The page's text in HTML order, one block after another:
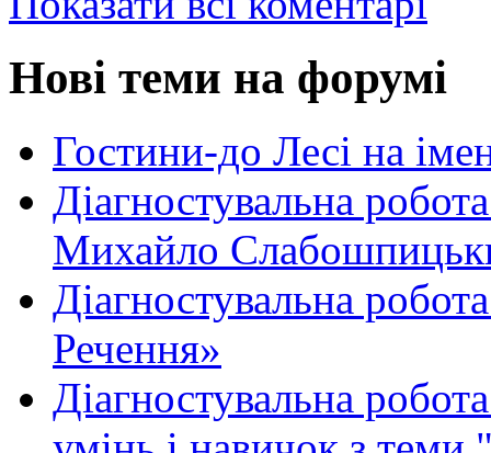
Нові теми на форумі
Гостини-до Лесі на
Діагностувальна
Михайло
Діагностувальна
Речення»
Діагностувальна